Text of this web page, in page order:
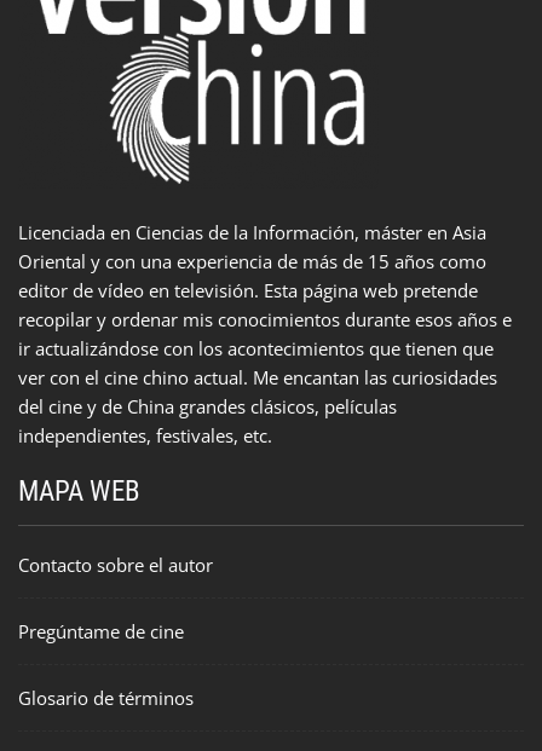
Licenciada en Ciencias de la Información, máster en Asia
Oriental y con una experiencia de más de 15 años como
editor de vídeo en televisión. Esta página web pretende
recopilar y ordenar mis conocimientos durante esos años e
ir actualizándose con los acontecimientos que tienen que
ver con el cine chino actual. Me encantan las curiosidades
del cine y de China grandes clásicos, películas
independientes, festivales, etc.
MAPA WEB
Contacto sobre el autor
Pregúntame de cine
Glosario de términos